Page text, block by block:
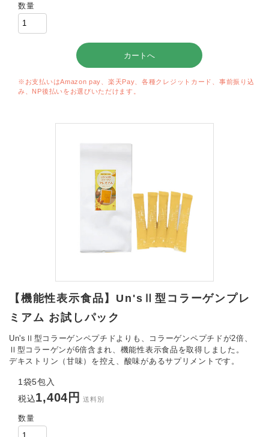
数量
※お支払いはAmazon pay、楽天Pay、各種クレジットカード、事前振り込
み、NP後払いをお選びいただけます。
【機能性表示食品】Un'sⅡ型コラーゲンプレ
ミアム お試しパック
Un'sⅡ型コラーゲンペプチドよりも、コラーゲンペプチドが2倍、
Ⅱ型コラーゲンが6倍含まれ、機能性表示食品を取得しました。
デキストリン（甘味）を控え、酸味があるサプリメントです。
1袋5包入
税込1,404円 送料別
数量